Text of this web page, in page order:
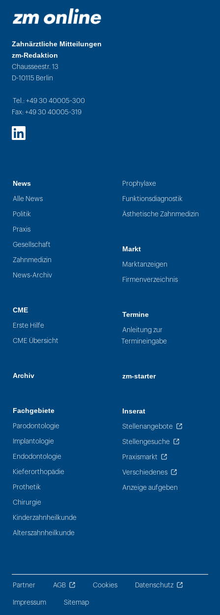
Zahnärztliche Mitteilungen
zm-Redaktion
Chausseestr. 13
D-10115 Berlin
Tel.: +49 30 40005-300
Fax: +49 30 40005-319
LinkedIn
News
Alle News
Politik
Praxis
Gesellschaft
Zahnmedizin
News-Archiv
CME
Erste Hilfe
CME Übersicht
Archiv
Fachgebiete
Parodontologie
Implantologie
Endodontologie
Kieferorthopädie
Prothetik
Chirurgie
Kinderzahnheilkunde
Alterszahnheilkunde
Prophylaxe
Funktionsdiagnostik
Ästhetische Zahnmedizin
Markt
Marktanzeigen
Firmenverzeichnis
Termine
Anleitung zur
Termineingabe
zm-starter
Inserat
Stellenangebote
Stellengesuche
Praxismarkt
Verschiedenes
Anzeige aufgeben
Partner AGB Cookies Datenschutz
Impressum Sitemap